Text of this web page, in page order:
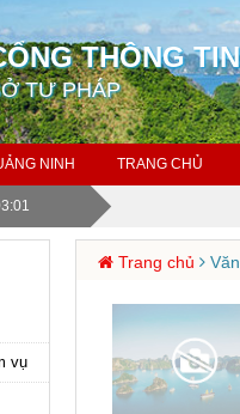
THÔNG
TƯ PHÁP
NINH TRANG CHỦ
vụ
Trang chủ